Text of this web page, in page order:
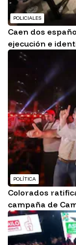
POLICIALES
Caen dos
ejecución e
POLÍTICA
Colorados
campaña de